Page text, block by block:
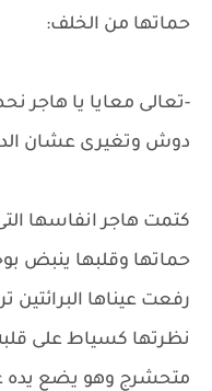
حماتها من الخلف:
-تعالى معايا يا هاجر
دوش وتغيرى عشان
كتمت هاجر انفاسها
حماتها وقلبها ينبض
رفعت عيناها البرائتين
نظرتها كسياط على
متحشرج وهو يضع يده